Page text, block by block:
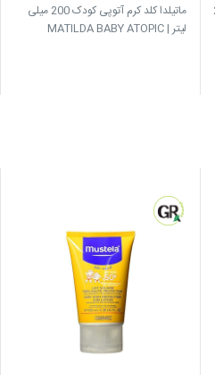
ماتیلدا کلد کرم آتوپی کودک 200 میلی
لیتر | MATILDA BABY ATOPIC